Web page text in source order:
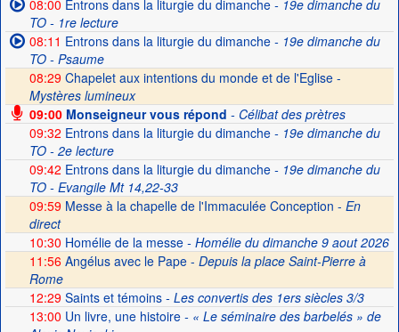
08:00 Entrons dans la liturgie du dimanche- 19e dimanche du
TO - 1re lecture
08:11 Entrons dans la liturgie du dimanche- 19e dimanche du
TO - Psaume
08:29 Chapelet aux intentions du monde et de l'Eglise -
Mystères lumineux
09:00Monseigneur vous répond - Célibat des prètres
09:32 Entrons dans la liturgie du dimanche- 19e dimanche du
TO - 2e lecture
09:42 Entrons dans la liturgie du dimanche- 19e dimanche du
TO - Evangile Mt 14,22-33
09:59 Messe à la chapelle de l'Immaculée Conception - En
direct
10:30 Homélie de la messe- Homélie du dimanche 9 aout 2026
11:56 Angélus avec le Pape - Depuis la place Saint-Pierre à
Rome
12:29Saints et témoins- Les convertis des 1ers siècles 3/3
13:00 Un livre, une histoire- « Le séminaire des barbelés » de